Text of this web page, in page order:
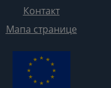
Контакт
Мапа странице